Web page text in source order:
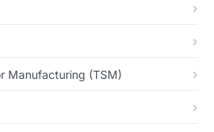
Manufacturing (TSM)